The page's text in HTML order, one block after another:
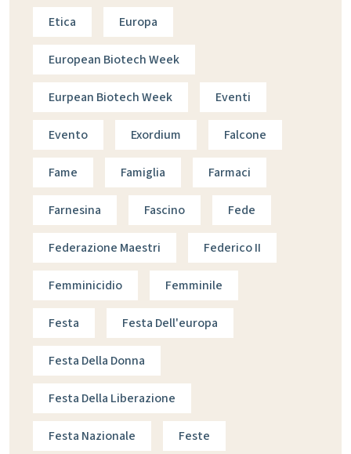
Etica Europa
European Biotech Week
Eurpean Biotech Week Eventi
Evento Exordium Falcone
Fame Famiglia Farmaci
Farnesina Fascino Fede
Federazione Maestri Federico II
Femminicidio Femminile
Festa Festa Dell'europa
Festa Della Donna
Festa Della Liberazione
Festa Nazionale Feste